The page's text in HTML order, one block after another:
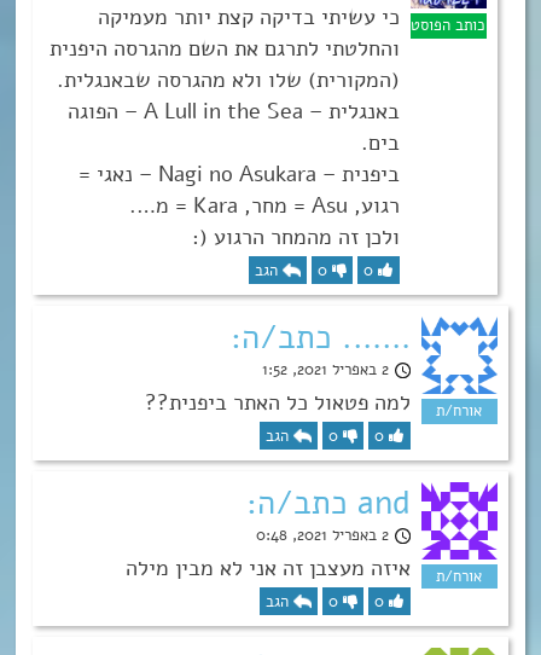
כי עשיתי בדיקה קצת יותר מעמיקה
והחלטתי לתרגם את השם מהגרסה היפנית
(המקורית) שלו ולא מהגרסה שבאנגלית.
באנגלית – A Lull in the Sea – הפוגה
בים.
ביפנית – Nagi no Asukara – נאגי =
רגוע, Asu = מחר, Kara = מ….
ולכן זה מהמחר הרגוע (:
0
0 הגב
……. כתב/ה:
2 באפריל 2021, 1:52
למה פטאול כל האתר ביפנית??
0
0 הגב
and כתב/ה:
2 באפריל 2021, 0:48
איזה מעצבן זה אני לא מבין מילה
0
0 הגב